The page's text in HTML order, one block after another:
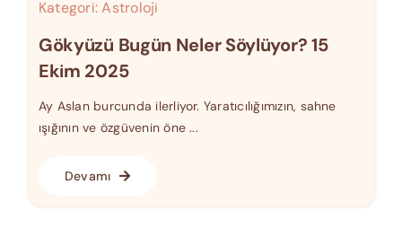
Kategori:Astroloji
Gökyüzü Bugün Neler Söylüyor? 15
Ekim 2025
Ay Aslan burcunda ilerliyor. Yaratıcılığımızın, sahne
ışığının ve özgüvenin öne ...
Devamı